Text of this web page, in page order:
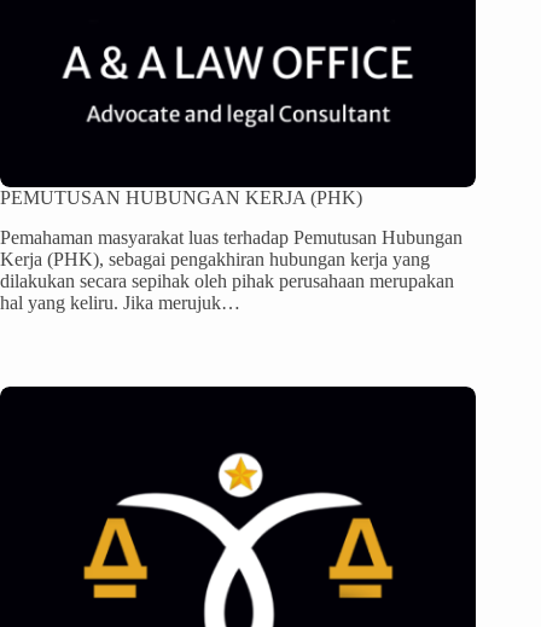
PEMUTUSAN HUBUNGAN KERJA (PHK)
Pemahaman masyarakat luas terhadap Pemutusan Hubungan
Kerja (PHK), sebagai pengakhiran hubungan kerja yang
dilakukan secara sepihak oleh pihak perusahaan merupakan
hal yang keliru. Jika merujuk…